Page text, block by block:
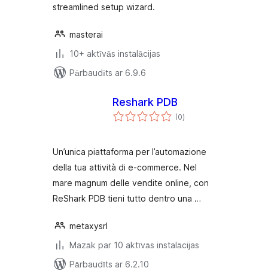
streamlined setup wizard.
masterai
10+ aktīvās instalācijas
Pārbaudīts ar 6.9.6
Reshark PDB
(0vērtējumu
kopsumma
)
Un’unica piattaforma per l’automazione
della tua attività di e-commerce. Nel
mare magnum delle vendite online, con
ReShark PDB tieni tutto dentro una …
metaxysrl
Mazāk par 10 aktīvās instalācijas
Pārbaudīts ar 6.2.10